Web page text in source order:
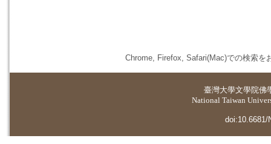
Chrome, Firefox, Safari(Mac)での検索を
臺灣大學文學院佛
National Taiwan
doi:10.6681/